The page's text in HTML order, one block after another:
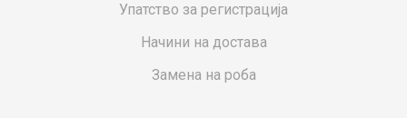
Упатство за регистрација
Начини на достава
Замена на роба